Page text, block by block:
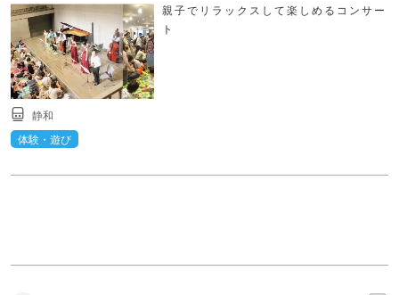
親子でリラックスして楽しめるコンサー
ト
静和
体験・遊び